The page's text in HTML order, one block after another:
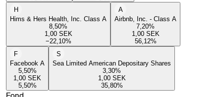
H
Hims & Hers Health, Inc. Class A
8,50%
1,00 SEK
−22,10%
A
Airbnb, Inc. - Class A
7,20%
1,00 SEK
56,12%
F
Facebook A
5,50%
1,00 SEK
5,50%
S
Sea Limited American Depositary Shares
3,30%
1,00 SEK
35,80%